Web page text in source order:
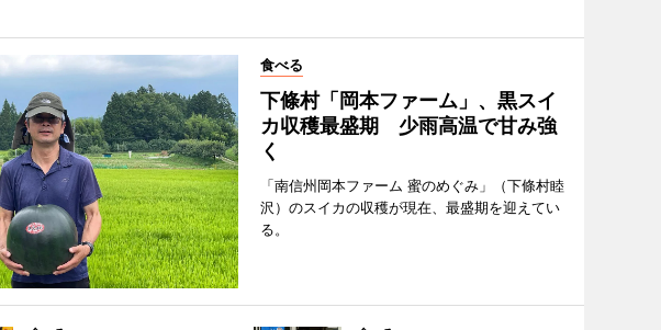
食べる
下條村「岡本ファーム」、黒スイ
カ収穫最盛期 少雨高温で甘み強
く
「南信州岡本ファーム 蜜のめぐみ」（下條村睦
沢）のスイカの収穫が現在、最盛期を迎えてい
る。